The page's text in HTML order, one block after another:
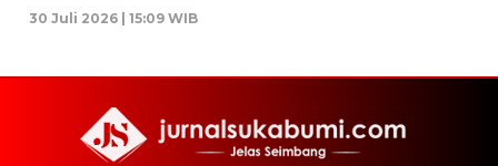
30 Juli 2026 | 15:09 WIB